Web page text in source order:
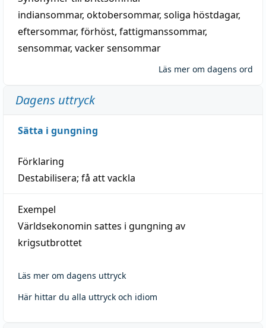
indiansommar, oktobersommar, soliga höstdagar,
eftersommar, förhöst, fattigmanssommar,
sensommar, vacker sensommar
Läs mer om dagens ord
Dagens uttryck
Sätta i gungning
Förklaring
Destabilisera; få att vackla
Exempel
Världsekonomin sattes i gungning av
krigsutbrottet
Läs mer om dagens uttryck
Här hittar du alla uttryck och idiom